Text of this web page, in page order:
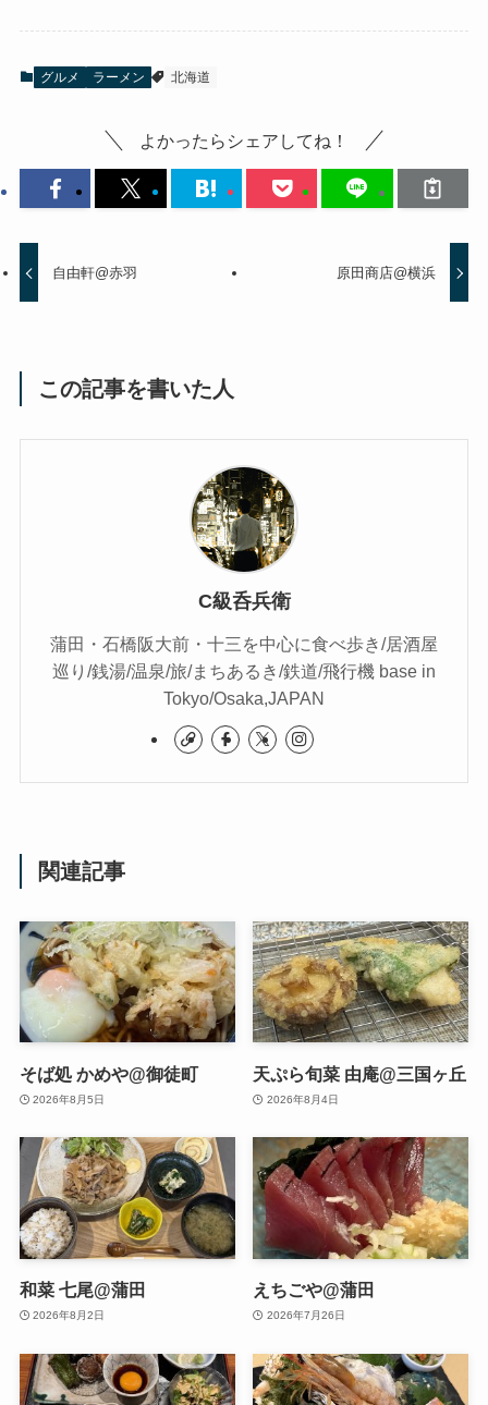
グルメ ラーメン 北海道
よかったらシェアしてね！
自由軒@赤羽 原田商店@横浜
この記事を書いた人
C級呑兵衛
蒲田・石橋阪大前・十三を中心に食べ歩き/居酒屋
巡り/銭湯/温泉/旅/まちあるき/鉄道/飛行機 base in
Tokyo/Osaka,JAPAN
関連記事
そば処 かめや@御徒町
2026年8月5日
天ぷら旬菜 由庵@三国ヶ丘
2026年8月4日
和菜 七尾@蒲田
2026年8月2日
えちごや@蒲田
2026年7月26日